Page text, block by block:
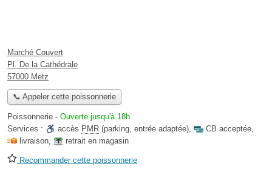
Marché Couvert
Pl. De la Cathédrale
57000 Metz
📞 Appeler cette poissonnerie
Poissonnerie - Ouverte jusqu'à 18h
Services :
accès PMR (parking, entrée adaptée), CB acceptée,
livraison, retrait en magasin
Recommander cette poissonnerie